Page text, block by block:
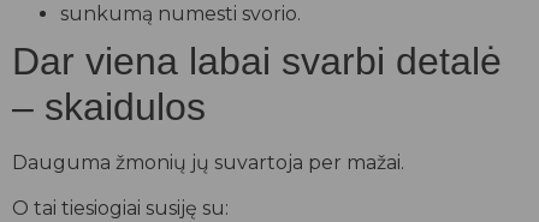
sunkumą numesti svorio.
Dar viena labai svarbi detalė
– skaidulos
Dauguma žmonių jų suvartoja per mažai.
O tai tiesiogiai susiję su: